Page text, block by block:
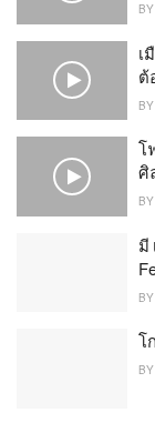
BY
เ
ต้
BY
โ
ศิ
BY
มี
BY
โ
BY